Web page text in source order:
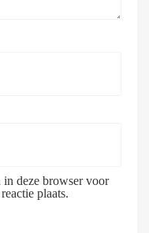
in deze browser voor
plaats.